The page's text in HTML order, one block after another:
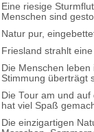
Eine riesige
Menschen sind
Natur pur,
Friesland strahlt
Die Menschen
Stimmung überträgt
Die Tour am und
hat viel Spaß
Die einzigartigen